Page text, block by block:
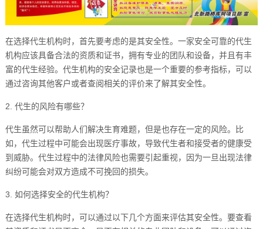
在选择代生机构时，首先要考虑的是其安全性。一家安全可靠的代生
机构应该具备合法的资质和证书，拥有专业的团队和设备，并且有丰
富的代生经验。代生机构的安全记录也是一个重要的参考指标，可以
通过咨询其他客户或者查阅相关的评价来了解其安全性。
2. 代生的风险有哪些？
代生虽然可以帮助人们解决生育难题，但是也存在一定的风险。比
如，代生过程中可能会出现医疗事故，导致代生者和接受者的健康受
到威胁。代生过程中的法律风险也需要引起重视，因为一旦出现法律
纠纷可能会对双方造成不可挽回的损失。
3. 如何选择安全的代生机构？
在选择代生机构时，可以通过以下几个方面来评估其安全性。要查看